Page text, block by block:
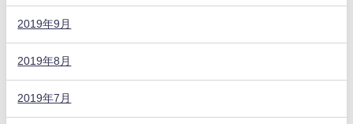
2019年9月
2019年8月
2019年7月